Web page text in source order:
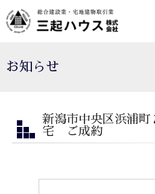
お知らせ
新潟市中央区浜浦
宅 ご成約